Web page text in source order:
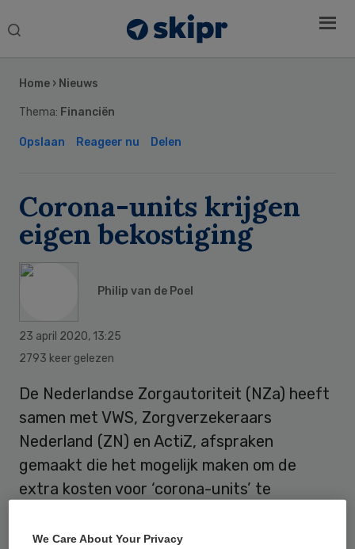
Search
Home › Nieuws
Thema: Financiën
Opslaan Reageer nu Delen
Corona-units krijgen
eigen bekostiging
Philip van de Poel
23 april 2020, 13:25
2793 keer gelezen
De Nederlandse Zorgautoriteit (NZa) heeft
samen met VWS, Zorgverzekeraars
Nederland (ZN) en ActiZ, afspraken
gemaakt die het mogelijk maken om de
extra kosten voor ‘corona-units’ te
door een experimentprestatie, deels door
Sidebar
We Care About Your Privacy